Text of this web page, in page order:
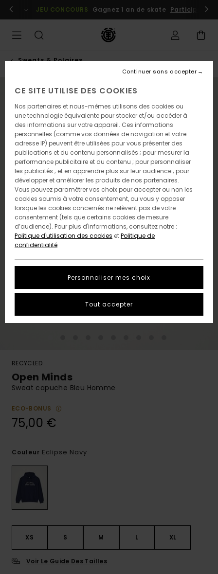
l'information
Se connecter / s'inscrire
JEU CONCOURS Gagnez 1 an de skate Participez
Sweats & Polaires
NOUVEAUTÉ
RECYCLED
Open Minds
Sweat capuche Bleu Homme
ECO-BONUS
75,00 €
Couleur Eclipse Navy
XS S M L XL
Voir Le Guide Des Tailles
CE SITE UTILISE DES COOKIES
Nos partenaires et nous-mêmes utilisons des cookies ou
une technologie équivalente pour stocker et/ou accéder à
des informations sur votre appareil. Ces informations
personnelles (comme vos données de navigation et votre
adresse IP) peuvent être utilisées pour vous présenter des
publications et du contenu personnalisés ; pour mesurer la
performance publicitaire et du contenu ; pour personnaliser
les publicités ; et en apprendre plus sur leur audience ; pour
développer et améliorer les produits de nos partenaires.
Vous pouvez paramétrer vos choix pour accepter ou non les
cookies soumis à votre consentement, ou vous y opposer
lorsque les cookies concernés ne relèvent pas de votre
consentement (tels que certains cookies de mesure
d’audience). Pour plus d'informations, consultez notre :
Politique d'utilisation des cookies etPolitique de
confidentialité
Personnaliser mes choix
Continuer sans accepter
Tout accepter